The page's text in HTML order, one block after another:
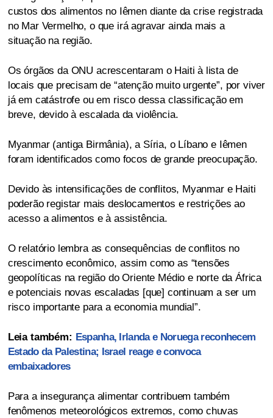
custos dos alimentos no Iêmen diante da crise registrada
no Mar Vermelho, o que irá agravar ainda mais a
situação na região.
Os órgãos da ONU acrescentaram o Haiti à lista de
locais que precisam de “atenção muito urgente”, por viver
já em catástrofe ou em risco dessa classificação em
breve, devido à escalada da violência.
Myanmar (antiga Birmânia), a Síria, o Líbano e Iêmen
foram identificados como focos de grande preocupação.
Devido às intensificações de conflitos, Myanmar e Haiti
poderão registar mais deslocamentos e restrições ao
acesso a alimentos e à assistência.
O relatório lembra as consequências de conflitos no
crescimento econômico, assim como as “tensões
geopolíticas na região do Oriente Médio e norte da África
e potenciais novas escaladas [que] continuam a ser um
risco importante para a economia mundial”.
Leia também: Espanha, Irlanda e Noruega reconhecem
Estado da Palestina; Israel reage e convoca
embaixadores
Para a insegurança alimentar contribuem também
fenômenos meteorológicos extremos, como chuvas